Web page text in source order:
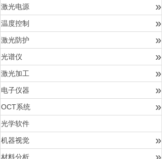
激光电源 »
温度控制 »
激光防护 »
光谱仪 »
激光加工 »
电子仪器 »
OCT系统 »
光学软件
机器视觉 »
材料分析